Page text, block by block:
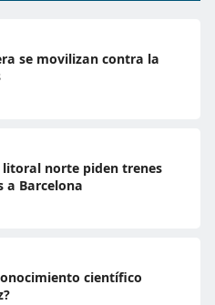
se movilizan contra la
norte piden trenes
a Barcelona
científico